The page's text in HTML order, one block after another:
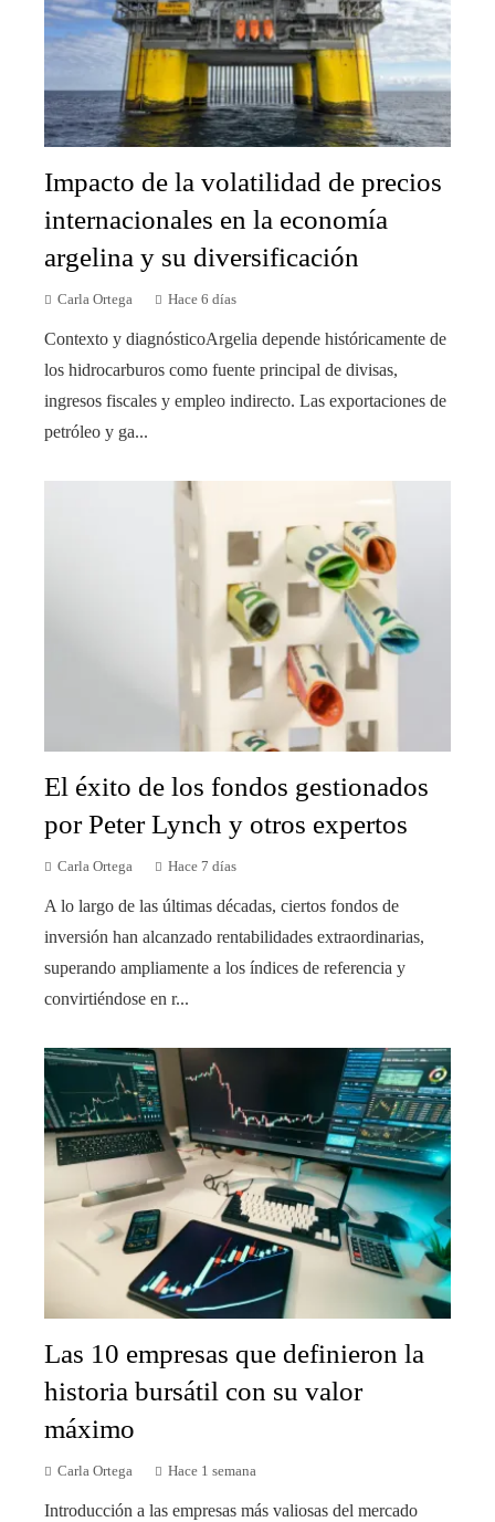
Impacto de la volatilidad de precios
internacionales en la economía
argelina y su diversificación
Carla Ortega Hace 6 días
Contexto y diagnósticoArgelia depende históricamente de
los hidrocarburos como fuente principal de divisas,
ingresos fiscales y empleo indirecto. Las exportaciones de
petróleo y ga...
El éxito de los fondos gestionados
por Peter Lynch y otros expertos
Carla Ortega Hace 7 días
A lo largo de las últimas décadas, ciertos fondos de
inversión han alcanzado rentabilidades extraordinarias,
superando ampliamente a los índices de referencia y
convirtiéndose en r...
Las 10 empresas que definieron la
historia bursátil con su valor
máximo
Carla Ortega Hace 1 semana
Introducción a las empresas más valiosas del mercado